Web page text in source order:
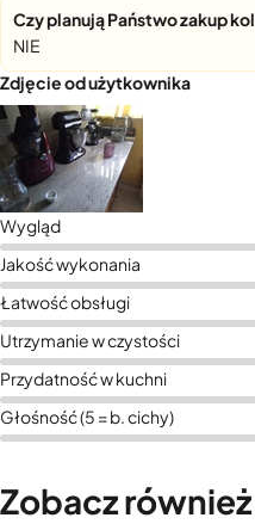
Wygląd
Jakość wykonania
Łatwość obsługi
Utrzymanie w czystości
Przydatność w kuchni
Głośność (5 = b. cichy)
Czy planują Państwo zakup
NIE
Zdjęcie od użytkownika
Zobacz również